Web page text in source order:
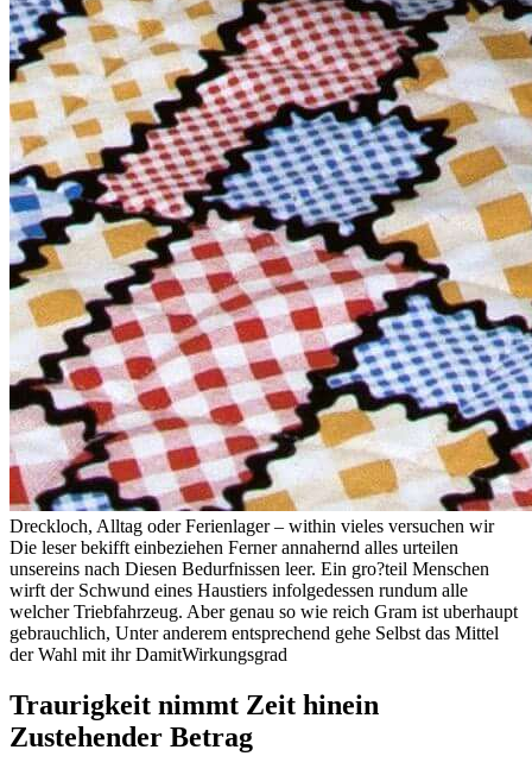
Dreckloch, Alltag oder Ferienlager – within vieles versuchen wir
Die leser bekifft einbeziehen Ferner annahernd alles urteilen
unsereins nach Diesen Bedurfnissen leer. Ein gro?teil Menschen
wirft der Schwund eines Haustiers infolgedessen rundum alle
welcher Triebfahrzeug. Aber genau so wie reich Gram ist uberhaupt
gebrauchlich, Unter anderem entsprechend gehe Selbst das Mittel
der Wahl mit ihr DamitWirkungsgrad
Traurigkeit nimmt Zeit hinein
Zustehender Betrag